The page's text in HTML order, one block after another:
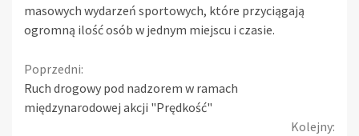
masowych wydarzeń sportowych, które przyciągają
ogromną ilość osób w jednym miejscu i czasie.
Continue
Reading
Poprzedni:
Ruch drogowy pod nadzorem w ramach
międzynarodowej akcji "Prędkość"
Kolejny: